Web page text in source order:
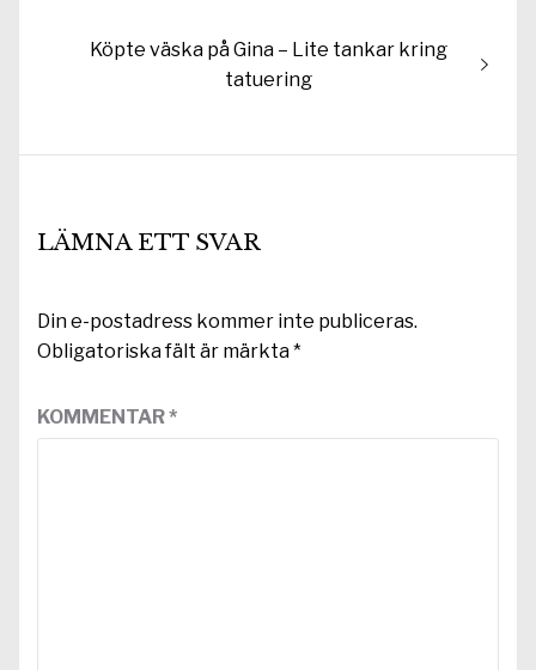
Nästa
Köpte väska på Gina – Lite tankar kring
tatuering
LÄMNA ETT SVAR
Din e-postadress kommer inte publiceras.
Obligatoriska fält är märkta*
KOMMENTAR*